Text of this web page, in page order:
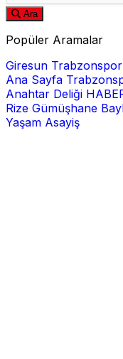
Ara
Popüler Aramalar
Giresun Trabzonspor
Ana Sayfa
Anahtar Deliği
Rize Gümüşhane
Yaşam Asayiş